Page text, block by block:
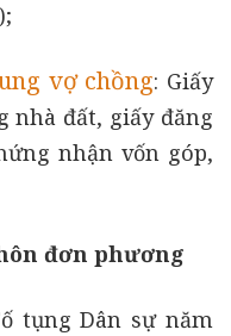
vợ chồng: Giấy
nhà đất, giấy đăng
nhận vốn góp,
đơn phương
tụng Dân sự năm